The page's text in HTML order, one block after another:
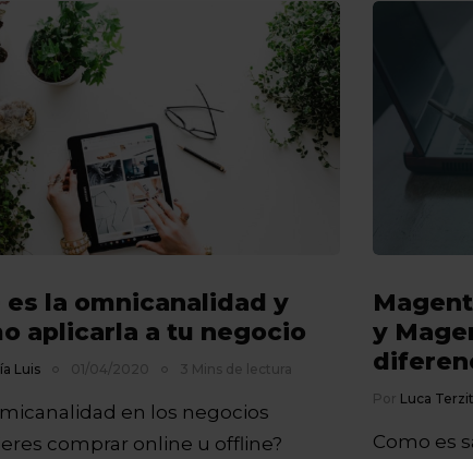
es la omnicanalidad y
aplicarla a tu negocio
Luis 01/04/2020 3 Mins de lectura
en los negocios
comprar online u offline?
y
Por Luca
Como es